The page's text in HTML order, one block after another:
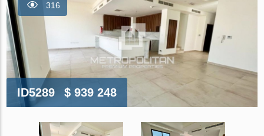
316
ID5289 $ 939 248